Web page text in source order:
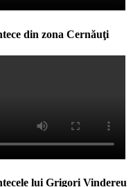
din zona Cernăuţi
lui Grigori Vindereu